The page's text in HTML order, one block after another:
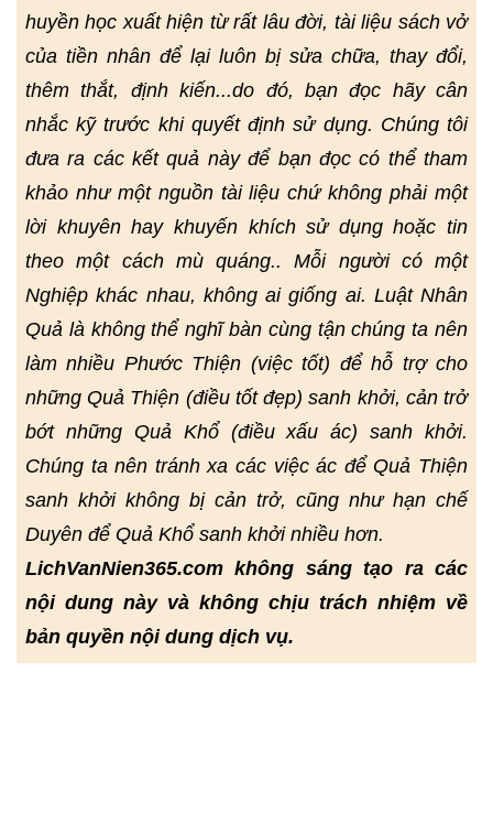
huyền học xuất hiện từ rất lâu đời, tài liệu sách vở
của tiền nhân để lại luôn bị sửa chữa, thay đổi,
thêm thắt, định kiến...do đó, bạn đọc hãy cân
nhắc kỹ trước khi quyết định sử dụng. Chúng tôi
đưa ra các kết quả này để bạn đọc có thể tham
khảo như một nguồn tài liệu chứ không phải một
lời khuyên hay khuyến khích sử dụng hoặc tin
theo một cách mù quáng.. Mỗi người có một
Nghiệp khác nhau, không ai giống ai. Luật Nhân
Quả là không thể nghĩ bàn cùng tận chúng ta nên
làm nhiều Phước Thiện (việc tốt) để hỗ trợ cho
những Quả Thiện (điều tốt đẹp) sanh khởi, cản trở
bớt những Quả Khổ (điều xấu ác) sanh khởi.
Chúng ta nên tránh xa các việc ác để Quả Thiện
sanh khởi không bị cản trở, cũng như hạn chế
Duyên để Quả Khổ sanh khởi nhiều hơn.
LichVanNien365.com không sáng tạo ra các
nội dung này và không chịu trách nhiệm về
bản quyền nội dung dịch vụ.